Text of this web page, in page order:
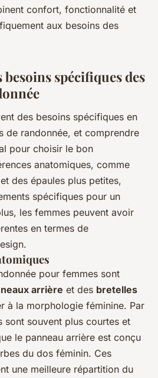
confort, fonctionnalité et
aux besoins des
spécifiques des
des besoins spécifiques en
de randonnée, et comprendre
pour choisir le bon
anatomiques, comme
des épaules plus petites,
spécifiques pour un
les femmes peuvent avoir
en termes de
pour femmes sont
arrière et des bretelles
à la morphologie féminine. Par
sont souvent plus courtes et
le panneau arrière est conçu
du dos féminin. Ces
une meilleure répartition du